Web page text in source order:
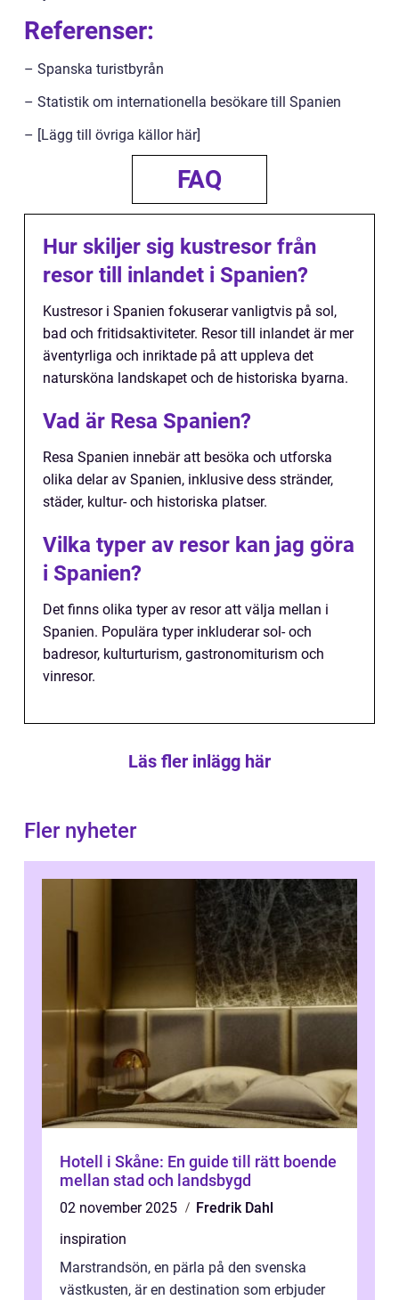
Referenser:
– Spanska turistbyrån
– Statistik om internationella besökare till Spanien
– [Lägg till övriga källor här]
FAQ
Hur skiljer sig kustresor från
resor till inlandet i Spanien?
Kustresor i Spanien fokuserar vanligtvis på sol,
bad och fritidsaktiviteter. Resor till inlandet är mer
äventyrliga och inriktade på att uppleva det
natursköna landskapet och de historiska byarna.
Vad är Resa Spanien?
Resa Spanien innebär att besöka och utforska
olika delar av Spanien, inklusive dess stränder,
städer, kultur- och historiska platser.
Vilka typer av resor kan jag göra
i Spanien?
Det finns olika typer av resor att välja mellan i
Spanien. Populära typer inkluderar sol- och
badresor, kulturturism, gastronomiturism och
vinresor.
Läs fler inlägg här
Fler nyheter
Hotell i Skåne: En guide till rätt boende
mellan stad och landsbygd
02 november 2025
Fredrik Dahl
inspiration
Marstrandsön, en pärla på den svenska
västkusten, är en destination som erbjuder